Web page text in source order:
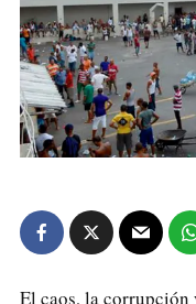
El caos, la